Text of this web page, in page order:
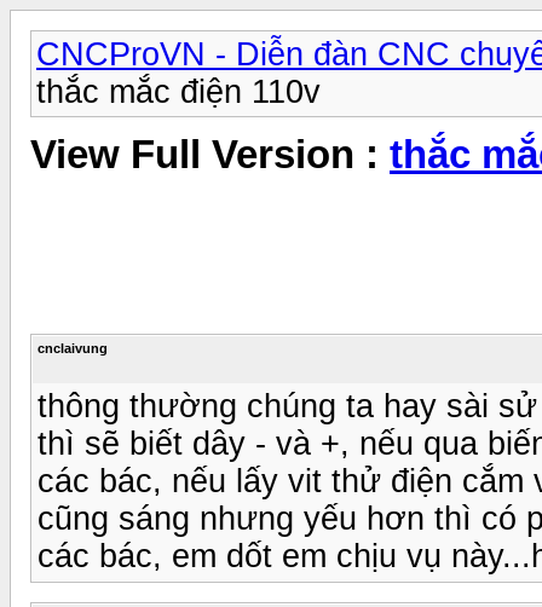
CNCProVN - Diễn đàn CNC
thắc mắc điện 110v
View Full Version : thắc
cnclaivung
thông thường chúng ta hay sài
thì sẽ biết dây - và +, nếu qua
các bác, nếu lấy vit thử điện cắm
cũng sáng nhưng yếu hơn thì có
các bác, em dốt em chịu vụ